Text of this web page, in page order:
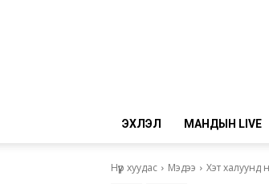
ЭХЛЭЛ МАНДЫН LIVE
Нүүр хуудас Мэдээ Хэт